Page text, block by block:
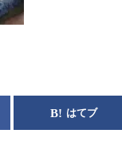
はてブ